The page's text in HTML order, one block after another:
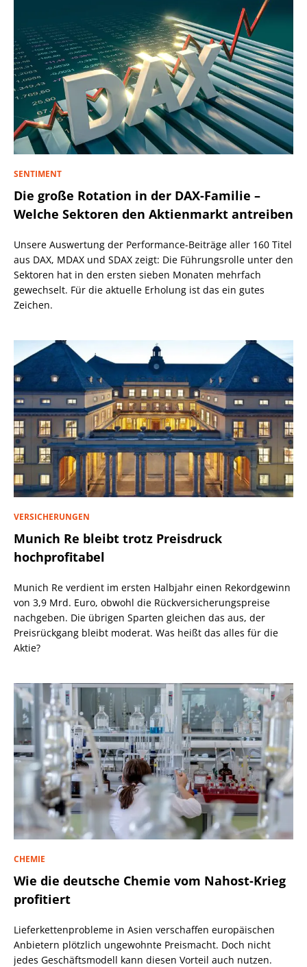
SENTIMENT
Die große Rotation in der DAX-Familie –
Welche Sektoren den Aktienmarkt antreiben
Unsere Auswertung der Performance-Beiträge aller 160 Titel
aus DAX, MDAX und SDAX zeigt: Die Führungsrolle unter den
Sektoren hat in den ersten sieben Monaten mehrfach
gewechselt. Für die aktuelle Erholung ist das ein gutes
Zeichen.
VERSICHERUNGEN
Munich Re bleibt trotz Preisdruck
hochprofitabel
Munich Re verdient im ersten Halbjahr einen Rekordgewinn
von 3,9 Mrd. Euro, obwohl die Rückversicherungspreise
nachgeben. Die übrigen Sparten gleichen das aus, der
Preisrückgang bleibt moderat. Was heißt das alles für die
Aktie?
CHEMIE
Wie die deutsche Chemie vom Nahost-Krieg
profitiert
Lieferkettenprobleme in Asien verschaffen europäischen
Anbietern plötzlich ungewohnte Preismacht. Doch nicht
jedes Geschäftsmodell kann diesen Vorteil auch nutzen.